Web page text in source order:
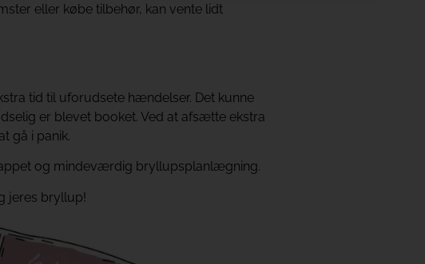
eller købe tilbehør, kan vente lidt
tid til uforudsete hændelser. Det kunne
er blevet booket. Ved at afsætte ekstra
gå i panik.
og mindeværdig bryllupsplanlægning.
jeres bryllup!